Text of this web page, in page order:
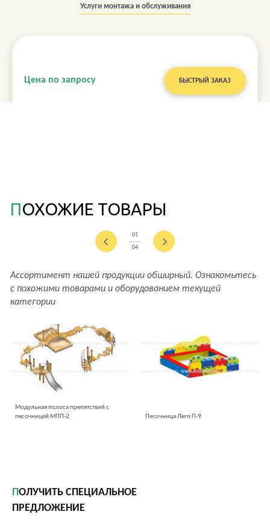
Услуги монтажа и обслуживания
Цена по запросу БЫСТРЫЙ ЗАКАЗ
ПОХОЖИЕ ТОВАРЫ
Ассортимент нашей продукции обширный. Ознакомьтесь
с похожими товарами и оборудованием текущей
категории
01
04
Модульная полоса препятствий с
песочницей МПП-2
Песочница Лего П-9
ПОЛУЧИТЬ СПЕЦИАЛЬНОЕ
ПРЕДЛОЖЕНИЕ